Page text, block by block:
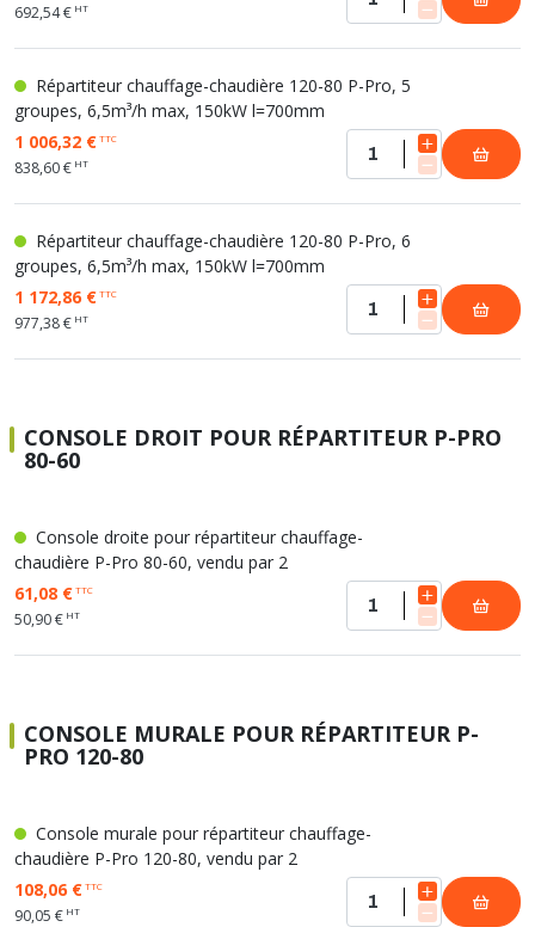
692,54 € HT
Répartiteur chauffage-chaudière 120-80 P-Pro, 5
groupes, 6,5m³/h max, 150kW l=700mm
1 006,32 €TTC
838,60 € HT
Répartiteur chauffage-chaudière 120-80 P-Pro, 6
groupes, 6,5m³/h max, 150kW l=700mm
1 172,86 €TTC
977,38 € HT
CONSOLE DROIT POUR RÉPARTITEUR P-PRO
80-60
Console droite pour répartiteur chauffage-
chaudière P-Pro 80-60, vendu par 2
61,08 €TTC
50,90 € HT
CONSOLE MURALE POUR RÉPARTITEUR P-
PRO 120-80
Console murale pour répartiteur chauffage-
chaudière P-Pro 120-80, vendu par 2
108,06 €TTC
90,05 € HT